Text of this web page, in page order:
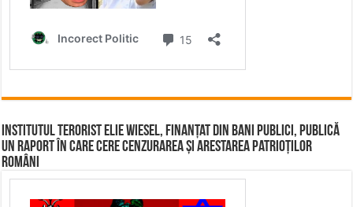
Institutul terorist Elie Wiesel, finanțat din bani publici, publică
un raport în care cere cenzurarea și arestarea patrioților
români